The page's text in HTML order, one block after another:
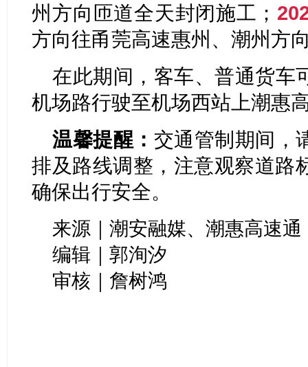
州方向匝道全天封闭施工；
方向往甬莞高速惠州、潮州方
在此期间，客车、普通货车
机场路行驶至机场西站上潮惠
温馨提醒： 交通管制期间，
排及路线调整，注意观察道路
确保出行安全。
来源｜潮安融媒、潮惠高速通
编辑｜郭洵汐
审核｜詹树鸿